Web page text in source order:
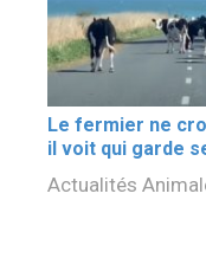
Le fermier ne
il voit qui garde
Actualités